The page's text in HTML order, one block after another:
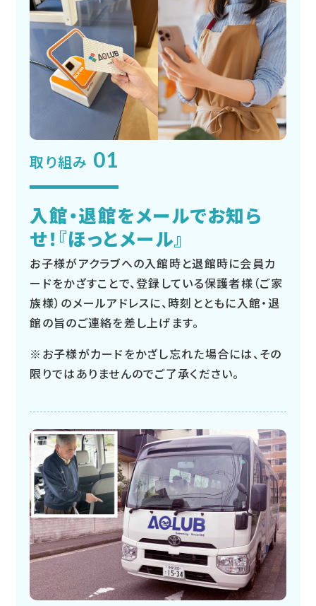
取り組み 01
入館・退館をメールでお知ら
せ！『ほっとメール』
お子様がアクラブへの入館時と退館時に会員カ
ードをかざすことで、登録している保護者様（ご家
族様）のメールアドレスに、時刻とともに入館・退
館の旨のご連絡を差し上げます。
※お子様がカードをかざし忘れた場合には、その
限りではありませんのでご了承ください。